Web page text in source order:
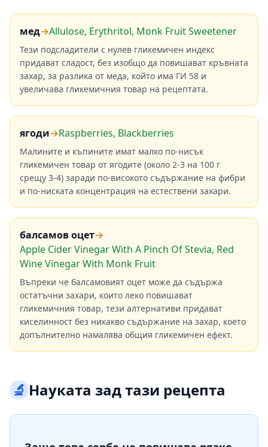
мед→Allulose, Erythritol, Monk Fruit Sweetener
Тези подсладители с нулев гликемичен индекс
придават сладост, без изобщо да повишават кръвната
захар, за разлика от меда, който има ГИ 58 и
увеличава гликемичния товар на рецептата.
ягоди→Raspberries, Blackberries
Малините и къпините имат малко по-нисък
гликемичен товар от ягодите (около 2-3 на 100 г
срещу 3-4) заради по-високото съдържание на фибри
и по-ниската концентрация на естествени захари.
балсамов оцет→
Apple Cider Vinegar With A Pinch Of Stevia, Red
Wine Vinegar With Monk Fruit
Въпреки че балсамовият оцет може да съдържа
остатъчни захари, които леко повишават
гликемичния товар, тези алтернативи придават
киселинност без никакво съдържание на захар, което
допълнително намалява общия гликемичен ефект.
🔬Науката зад тази рецепта